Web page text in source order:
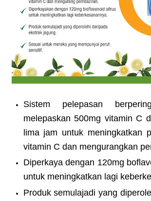
Sistem pelepasan
melepaskan 500mg vitamin C
lima jam untuk meningkatkan
vitamin C dan mengurangkan
Diperkaya dengan 120mg
untuk meningkatkan lagi
Produk semulajadi yang